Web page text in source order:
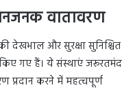
वातावरण
देखभाल और सुरक्षा सुनिश्चित
गए हैं। ये संस्थाएं जरूरतमंद
प्रदान करने में महत्वपूर्ण